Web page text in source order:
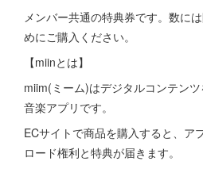
メンバー共通の特典券です。数に
めにご購入ください。
【miinとは】
miim(ミーム)はデジタルコンテン
音楽アプリです。
ECサイトで商品を購入すると、ア
ロード権利と特典が届きます。